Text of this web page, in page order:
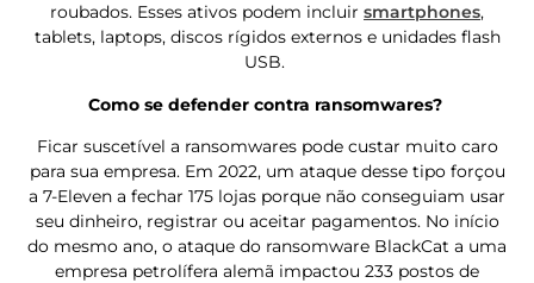
roubados. Esses ativos podem incluir smartphones,
tablets, laptops, discos rígidos externos e unidades flash
USB.
Como se defender contra ransomwares?
Ficar suscetível a ransomwares pode custar muito caro
para sua empresa. Em 2022, um ataque desse tipo forçou
a 7-Eleven a fechar 175 lojas porque não conseguiam usar
seu dinheiro, registrar ou aceitar pagamentos. No início
do mesmo ano, o ataque do ransomware BlackCat a uma
empresa petrolífera alemã impactou 233 postos de